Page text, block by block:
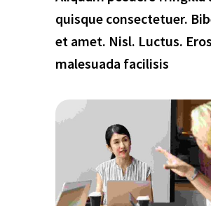
quisque consectetuer.
et amet. Nisl. Luctus. Eros
malesuada facilisis